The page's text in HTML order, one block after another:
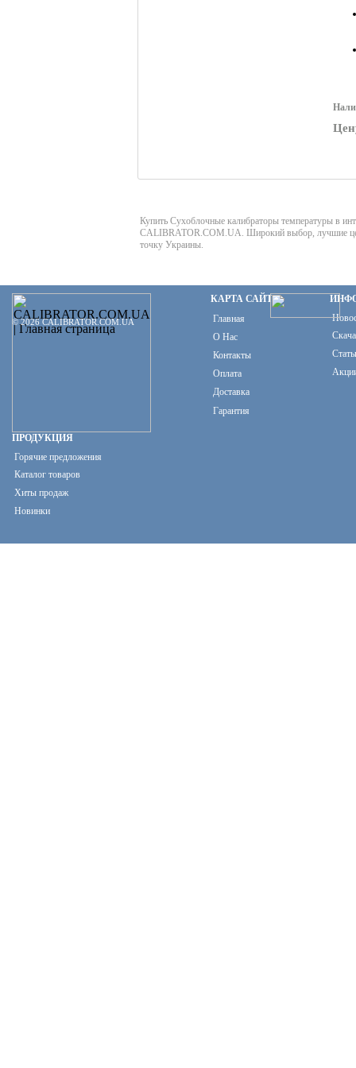
Купить Сухоблочные калибраторы температуры в
CALIBRATOR.COM.UA. Широкий выбор, лучшие
точку Украины.
© 2026 CALIBRATOR.COM.UA
КАРТА САЙТА
Главная
О Нас
Контакты
Оплата
Доставка
Гарантия
ПРОДУКЦИЯ
Горячие предложения
Каталог товаров
Хиты продаж
Новинки